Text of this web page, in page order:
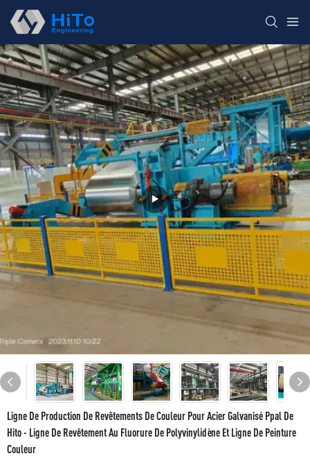
Ligne De Production De Revêtements De Couleur Pour Acier Galvanisé Ppal De
Hito - Ligne De Revêtement Au Fluorure De Polyvinylidène Et Ligne De Peinture
Couleur